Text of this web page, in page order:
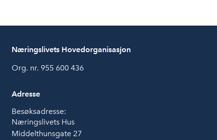
Næringslivets Hovedorganisasjon
Org. nr. 955 600 436
Adresse
Besøksadresse:
Næringslivets Hus
Middelthunsgate 27